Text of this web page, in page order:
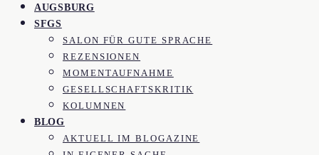
AUGSBURG
SFGS
SALON FÜR GUTE SPRACHE
REZENSIONEN
MOMENTAUFNAHME
GESELLSCHAFTSKRITIK
KOLUMNEN
BLOG
AKTUELL IM BLOGAZINE